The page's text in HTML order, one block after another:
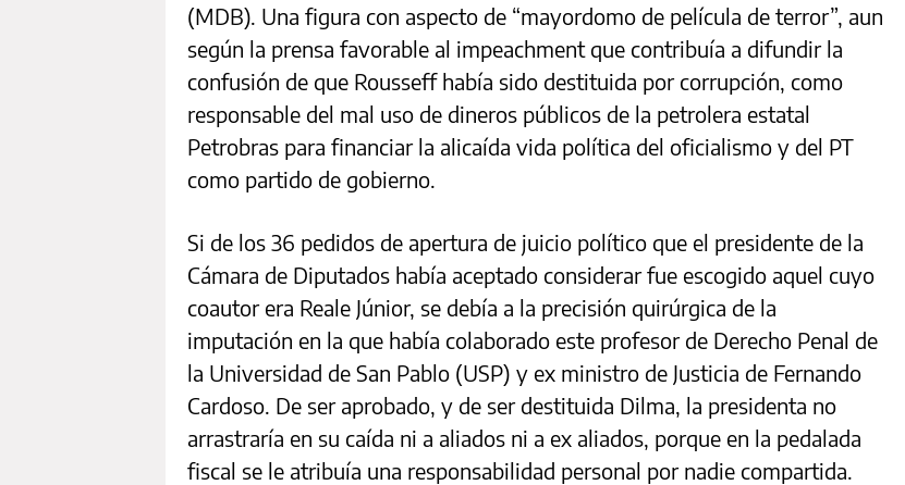
(MDB). Una figura con aspecto de “mayordomo de película de terror”, aun
según la prensa favorable al impeachment que contribuía a difundir la
confusión de que Rousseff había sido destituida por corrupción, como
responsable del mal uso de dineros públicos de la petrolera estatal
Petrobras para financiar la alicaída vida política del oficialismo y del PT
como partido de gobierno.
Si de los 36 pedidos de apertura de juicio político que el presidente de la
Cámara de Diputados había aceptado considerar fue escogido aquel cuyo
coautor era Reale Júnior, se debía a la precisión quirúrgica de la
imputación en la que había colaborado este profesor de Derecho Penal de
la Universidad de San Pablo (USP) y ex ministro de Justicia de Fernando
Cardoso. De ser aprobado, y de ser destituida Dilma, la presidenta no
arrastraría en su caída ni a aliados ni a ex aliados, porque en la pedalada
fiscal se le atribuía una responsabilidad personal por nadie compartida.